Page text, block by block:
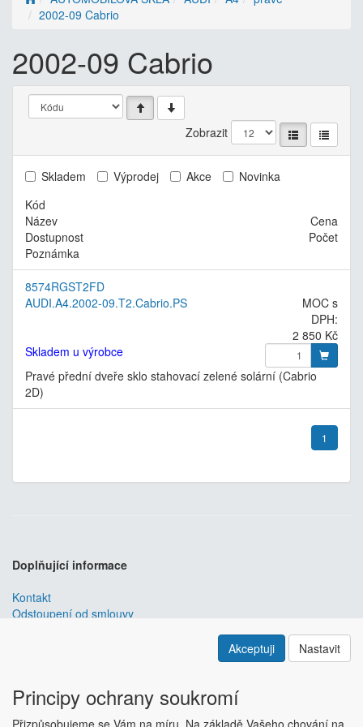
2002-09 Cabrio
2002-09 Cabrio
Zobrazit
Skladem Výprodej Akce
Novinka
Kód
Název
Cena
Dostupnost
Počet
Poznámka
8574RGST2FD
AUDI.A4.2002-09.T2.Cabrio.PS
MOC s
DPH:
2 850 Kč
Skladem u výrobce
Pravé přední dveře sklo stahovací zelené solární (Cabrio
2D)
1
Doplňující informace
Kontakt
Odstoupení od smlouvy
je nejlepším řešením e-commerce pro informační
ESHOP dodáváme předpřipravený s uživatelsky příjemnou
Akceptuji Nastavit
Principy ochrany soukromí
Přizpůsobujeme se Vám na míru. Na základě Vašeho chování na